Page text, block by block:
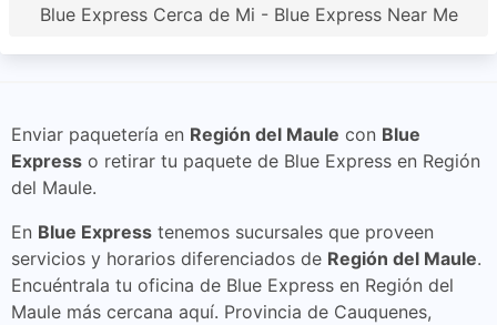
Blue Express Cerca de Mi - Blue Express Near Me
Enviar paquetería en Región del Maule con Blue
Express o retirar tu paquete de Blue Express en Región
del Maule.
En Blue Express tenemos sucursales que proveen
servicios y horarios diferenciados de Región del Maule.
Encuéntrala tu oficina de Blue Express en Región del
Maule más cercana aquí. Provincia de Cauquenes,